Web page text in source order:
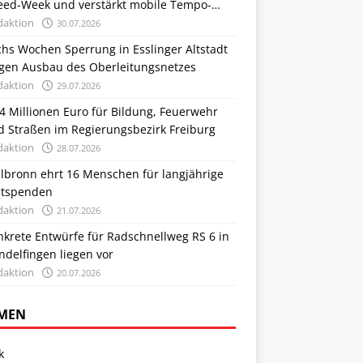
Week und verstärkt mobile Tempo-
30.07.2026
Wochen Sperrung in Esslinger Altstadt
Ausbau des Oberleitungsnetzes
29.07.2026
Millionen Euro für Bildung, Feuerwehr
Straßen im Regierungsbezirk Freiburg
28.07.2026
ehrt 16 Menschen für langjährige
21.07.2026
Entwürfe für Radschnellweg RS 6 in
liegen vor
20.07.2026